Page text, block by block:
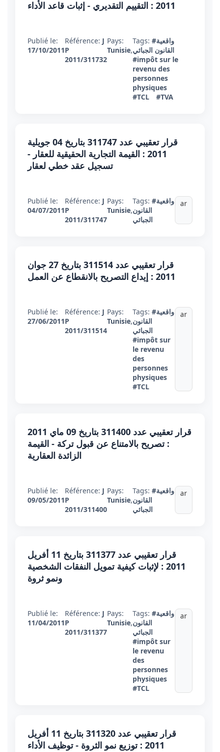
2011 : التقييم التقديري - إثبات قاعد الأداء
Publié le:
17/10/2011
Référence: J
P
2011/311732
Pays:
Tunisie,
Tags: #واقعية
القانون الجبائي
#impôt sur le
revenu des
personnes
physiques
#TCL
#TVA
قرار تعقيبي عدد 311747 بتاريخ 04 جويلية
2011 : القيمة التجارية الحقيقية للعقار -
تسجيل عقد خطي لعقار
Publié le:
04/07/2011
Référence: J
P
2011/311747
Pays:
Tunisie,
Tags: #واقعية
القانون
الجبائي
ar
قرار تعقيبي عدد 311514 بتاريخ 27 جوان
2011 : إيداع التصريح بالانقطاع عن العمل
Publié le:
27/06/2011
Référence: J
P
2011/311514
Pays:
Tunisie,
Tags: #واقعية
القانون
الجبائي
#impôt sur
le revenu
des
personnes
physiques
#TCL
ar
قرار تعقيبي عدد 311400 بتاريخ 09 ماي 2011
: تصريح بالامتناع عن قبول تركة - القيمة
الزائدة العقارية
Publié le:
09/05/2011
Référence: J
P
2011/311400
Pays:
Tunisie,
Tags: #واقعية
القانون
الجبائي
ar
قرار تعقيبي عدد 311377 بتاريخ 11 أفريل
2011 : لإثبات كيفية تمويل النفقات الشخصية
ونمو ثروة
Publié le:
11/04/2011
Référence: J
P
2011/311377
Pays:
Tunisie,
Tags: #واقعية
القانون
الجبائي
#impôt sur
le revenu
des
personnes
physiques
#TCL
ar
قرار تعقيبي عدد 311320 بتاريخ 11 أفريل
2011 : توزيع نمو الثروة - توظيف الأداء